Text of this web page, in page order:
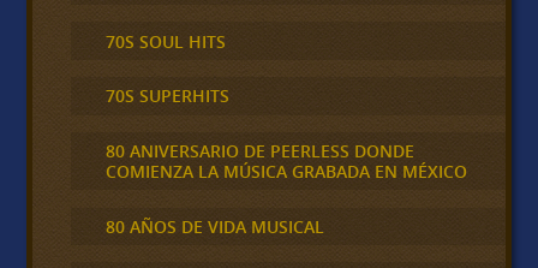
70S SOUL HITS
70S SUPERHITS
80 ANIVERSARIO DE PEERLESS DONDE
COMIENZA LA MÚSICA GRABADA EN MÉXICO
80 AÑOS DE VIDA MUSICAL